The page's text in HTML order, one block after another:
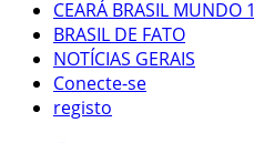
CEARÁ BRASIL MUNDO 1
BRASIL DE FATO
NOTÍCIAS GERAIS
Conecte-se
registo